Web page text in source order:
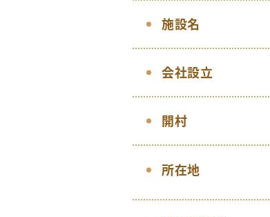
施設名
会社設立
開村
所在地